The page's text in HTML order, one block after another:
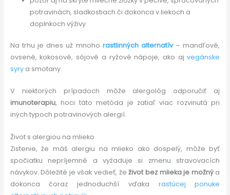
potravinách, sladkostiach či dokonca v liekoch a
doplnkoch výživy
Na trhu je dnes už mnoho rastlinných alternatív– mandľové,
ovsené, kokosové, sójové a ryžové nápoje, ako ajvegánske
syrya smotany.
V niektorých prípadoch môže alergológ odporučiť aj
imunoterapiu, hoci táto metóda je zatiaľ viac rozvinutá pri
iných typoch potravinových alergií.
Život s alergiou na mlieko
Zistenie, že máš alergiu na mlieko ako dospelý, môže byť
spočiatku nepríjemné a vyžaduje si zmenu stravovacích
návykov. Dôležité je však vedieť, žeživot bez mlieka je možnýa
dokonca čoraz jednoduchší vďaka rastúcej ponuke